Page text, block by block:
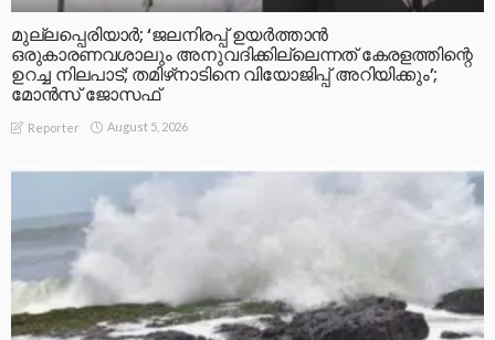
മുല്ലപ്പെരിയാര്‍; ‘ജലനിരപ്പ് ഉയര്‍ത്താന്‍
ഒരുകാരണവശാലും അനുവദിക്കില്ലെന്നത് കേരളത്തിന്റെ
ഉറച്ച നിലപാട്; തമിഴ്‌നാടിനെ വിയോജിപ്പ് അറിയിക്കും’;
മോന്‍സ് ജോസഫ്
Reporter August 5, 2026